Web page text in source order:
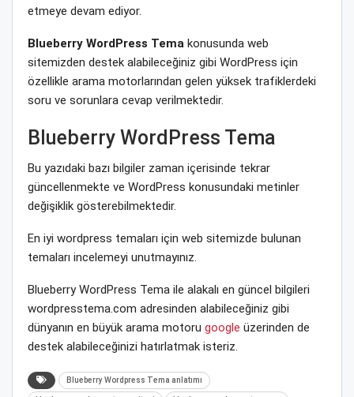
etmeye devam ediyor.
Blueberry WordPress Tema konusunda web
sitemizden destek alabileceğiniz gibi WordPress için
özellikle arama motorlarından gelen yüksek trafiklerdeki
soru ve sorunlara cevap verilmektedir.
Blueberry WordPress Tema
Bu yazıdaki bazı bilgiler zaman içerisinde tekrar
güncellenmekte ve WordPress konusundaki metinler
değişiklik gösterebilmektedir.
En iyi wordpress temaları için web sitemizde bulunan
temaları incelemeyi unutmayınız.
Blueberry WordPress Tema ile alakalı en güncel bilgileri
wordpresstema.com adresinden alabileceğiniz gibi
dünyanın en büyük arama motoru google üzerinden de
destek alabileceğinizi hatırlatmak isteriz.
Blueberry Wordpress Tema anlatımı